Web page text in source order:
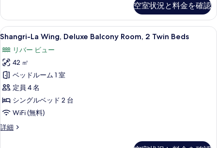
べ
て
の
写
真
を
表
示
す
る
の
詳
細
べ
て
の
写
真
を
表
示
す
る
Balcony
Room,
1
Bed
の
詳
細
空室状況と料金を確認
Shangri-
La
Wing,
Deluxe
Balcony
Room,
2
Twin
の
Shangri-La Wing, Deluxe Balcony
9
Shangri-La Wing, Deluxe Balcony Room, 2 Twin Beds
リバー ビュー
42 ㎡
ベッドルーム 1 室
定員 4 名
シングルベッド 2 台
WiFi (無料)
詳細
Shangri-